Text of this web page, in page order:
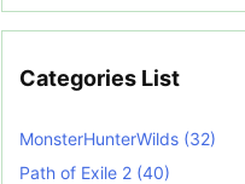
Categories List
MonsterHunterWilds (32)
Path of Exile 2 (40)